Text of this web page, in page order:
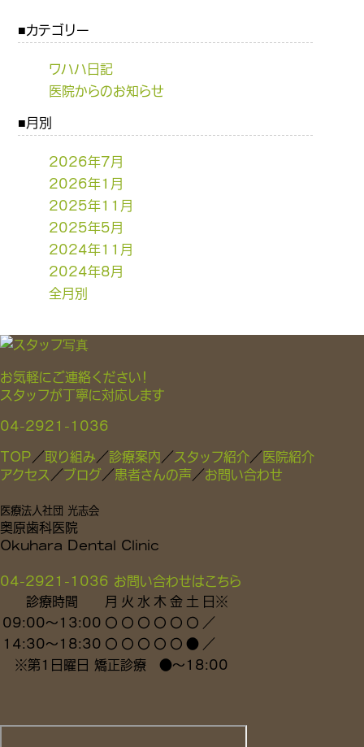
カテゴリー
ワハハ日記
医院からのお知らせ
月別
2026年7月
2026年1月
2025年11月
2025年5月
2024年11月
2024年8月
全月別
TOP／取り組み／診療案内／スタッフ紹介／医院紹介
アクセス ／ブログ／患者さんの声／お問い合わせ
医療法人社団 光志会
奥原歯科医院
Okuhara Dental Clinic
04-2921-1036 お問い合わせはこちら
診療時間
月 火 水 木金 土 日※
09:00～13:00 〇 〇 〇 〇 〇 〇 ／
14:30～18:30 〇 〇 〇 〇 〇 ● ／
※第1日曜日 矯正診療 ●～18:00